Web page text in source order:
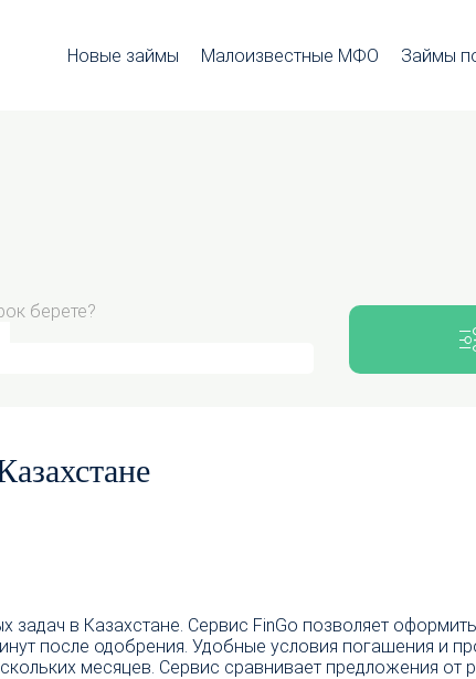
Новые займы Малоизвестные МФО Займы
берете?
в Казахстане. Сервис FinGo позволяет
после одобрения. Удобные условия погашения и
месяцев. Сервис сравнивает предложения